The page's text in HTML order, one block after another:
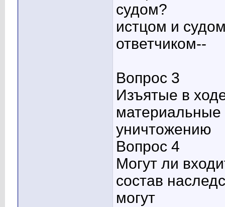
судом?
истцом и
ответчиком--
Вопрос 3
Изъятые в
материальные
уничтожению
Вопрос 4
Могут ли
состав
могут